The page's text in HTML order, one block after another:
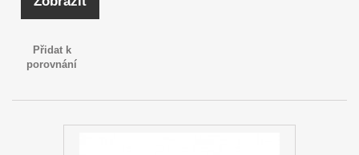
Přidat k
porovnání